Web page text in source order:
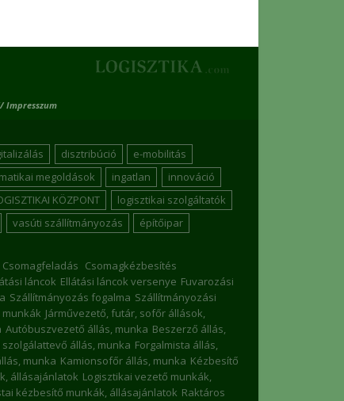
disztribúció
e-mobilitás
megoldások ingatlan
innováció
KÖZPONT
logisztikai szolgáltatók
vasúti szállítmányozás
építőipar
Csomagfeladás Csomagkézbesítés
láncok Ellátási láncok versenye Fuvarozási
Szállítmányozás fogalma Szállítmányozási
Járművezető, futár, sofőr állások,
Autóbuszvezető állás, munka Beszerző állás,
szolgálattevő állás, munka Forgalmista állás,
munka Kamionsofőr állás, munka Kézbesítő
állásajánlatok Logisztikai vezető munkák,
kézbesítő munkák, állásajánlatok Raktáros